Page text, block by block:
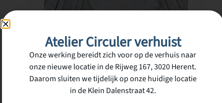
Blauwe steen tegel 8m² – (10 x 10 x 1)
€240,00 incl. btw op voorraad
Atelier Circuler verhuist
Onze werking bereidt zich voor op de verhuis naar
onze nieuwe locatie in de Rijweg 167, 3020 Herent.
Daarom sluiten we tijdelijk op onze huidige locatie
in de Klein Dalenstraat 42.